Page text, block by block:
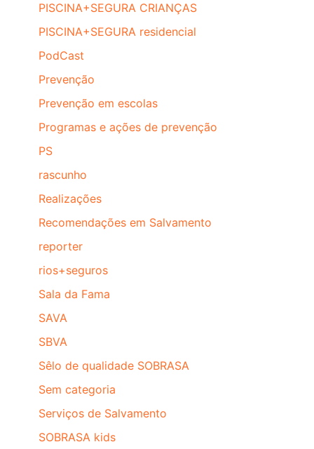
PISCINA+SEGURA CRIANÇAS
PISCINA+SEGURA residencial
PodCast
Prevenção
Prevenção em escolas
Programas e ações de prevenção
PS
rascunho
Realizações
Recomendações em Salvamento
reporter
rios+seguros
Sala da Fama
SAVA
SBVA
Sêlo de qualidade SOBRASA
Sem categoria
Serviços de Salvamento
SOBRASA kids